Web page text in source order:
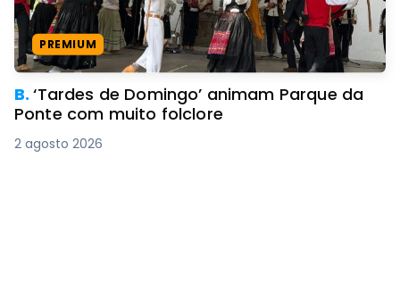
PREMIUM
B.‘Tardes de Domingo’ animam Parque da
Ponte com muito folclore
2 agosto 2026